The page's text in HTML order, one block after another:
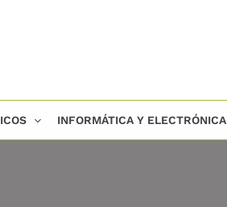
INFORMÁTICA Y ELECTRÓNICA